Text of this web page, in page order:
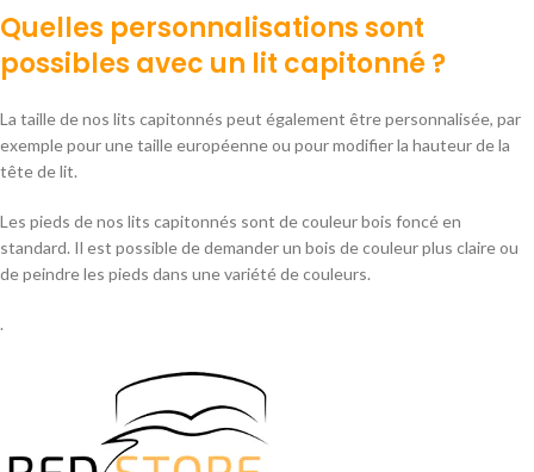
Quelles personnalisations sont
possibles avec un lit capitonné ?
La taille de nos lits capitonnés peut également être personnalisée, par
exemple pour une taille européenne ou pour modifier la hauteur de la
tête de lit.
Les pieds de nos lits capitonnés sont de couleur bois foncé en
standard. Il est possible de demander un bois de couleur plus claire ou
de peindre les pieds dans une variété de couleurs.
.